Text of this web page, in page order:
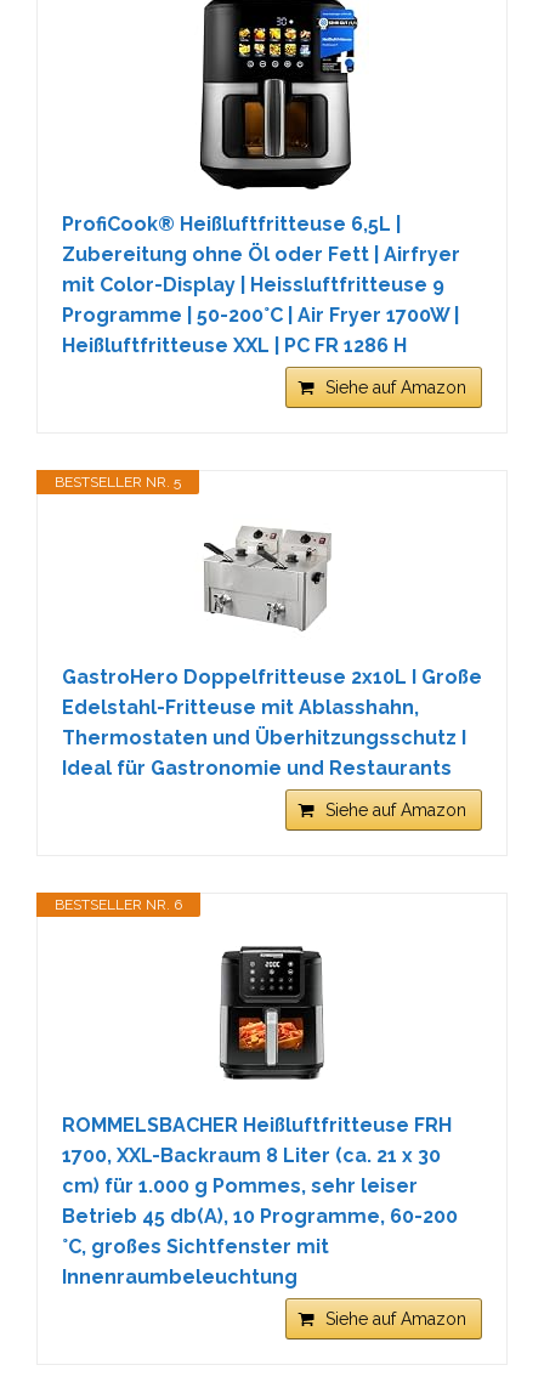
ProfiCook® Heißluftfritteuse 6,5L |
Zubereitung ohne Öl oder Fett | Airfryer
mit Color-Display | Heissluftfritteuse 9
Programme | 50-200°C | Air Fryer 1700W |
Heißluftfritteuse XXL | PC FR 1286 H
Siehe auf Amazon
BESTSELLER NR. 5
GastroHero Doppelfritteuse 2x10L I Große
Edelstahl-Fritteuse mit Ablasshahn,
Thermostaten und Überhitzungsschutz I
Ideal für Gastronomie und Restaurants
Siehe auf Amazon
BESTSELLER NR. 6
ROMMELSBACHER Heißluftfritteuse FRH
1700, XXL-Backraum 8 Liter (ca. 21 x 30
cm) für 1.000 g Pommes, sehr leiser
Betrieb 45 db(A), 10 Programme, 60-200
°C, großes Sichtfenster mit
Innenraumbeleuchtung
Siehe auf Amazon